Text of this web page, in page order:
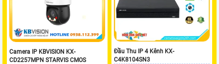
Camera IP KBVISION KX-
CD2257MPN STARVIS CMOS
Đầu Thu IP 4 Kênh KX-
C4K8104SN3